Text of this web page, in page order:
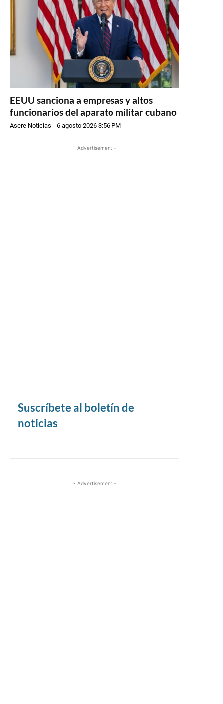
EEUU sanciona a empresas y altos
funcionarios del aparato militar cubano
Asere Noticias -6 agosto 2026 3:56 PM
- Advertisement -
Suscríbete al boletín de
noticias
- Advertisement -